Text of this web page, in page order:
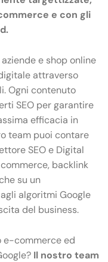
e con gli
e shop online
attraverso
Ogni contenuto
SEO per garantire
efficacia in
team puoi contare
SEO e Digital
backlink
su un
algoritmi Google
del business.
e-commerce ed
Il nostro team